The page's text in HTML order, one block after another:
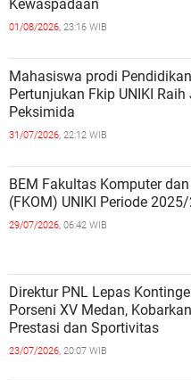
Kewaspadaan
01/08/2026, 23:16 WIB
Mahasiswa prodi
Pertunjukan Fkip UNIKI Raih
Peksimida
31/07/2026, 22:12 WIB
BEM Fakultas Komputer
(FKOM) UNIKI Periode
29/07/2026, 06:42 WIB
Direktur PNL Lepas
Porseni XV Medan,
Prestasi dan Sportivitas
23/07/2026, 20:07 WIB